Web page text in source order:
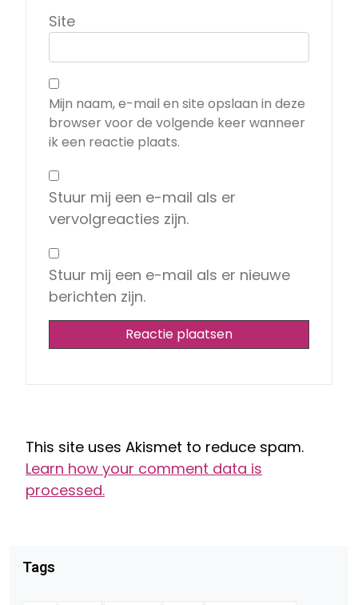
Site
Mijn naam, e-mail en site opslaan in deze
browser voor de volgende keer wanneer
ik een reactie plaats.
Stuur mij een e-mail als er
vervolgreacties zijn.
Stuur mij een e-mail als er nieuwe
berichten zijn.
This site uses Akismet to reduce spam.
Learn how your comment data is
processed.
Tags